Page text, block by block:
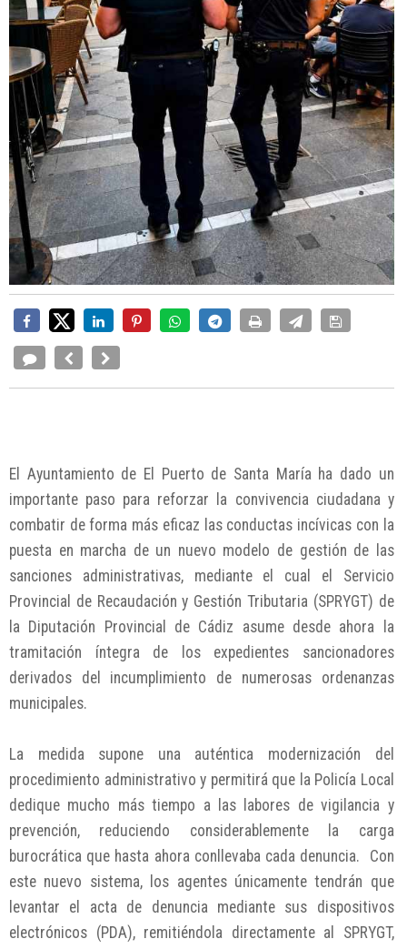
El Ayuntamiento de El Puerto de Santa María ha dado un
importante paso para reforzar la convivencia ciudadana y
combatir de forma más eficaz las conductas incívicas con la
puesta en marcha de un nuevo modelo de gestión de las
sanciones administrativas, mediante el cual el Servicio
Provincial de Recaudación y Gestión Tributaria (SPRYGT) de
la Diputación Provincial de Cádiz asume desde ahora la
tramitación íntegra de los expedientes sancionadores
derivados del incumplimiento de numerosas ordenanzas
municipales.
La medida supone una auténtica modernización del
procedimiento administrativo y permitirá que la Policía Local
dedique mucho más tiempo a las labores de vigilancia y
prevención, reduciendo considerablemente la carga
burocrática que hasta ahora conllevaba cada denuncia. Con
este nuevo sistema, los agentes únicamente tendrán que
levantar el acta de denuncia mediante sus dispositivos
electrónicos (PDA), remitiéndola directamente al SPRYGT,